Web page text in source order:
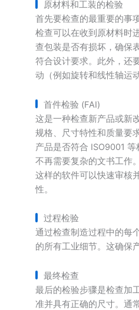
原材料和工装的检验
首先要检查的最重要的事
检查可以在收到原材料时
查包装是否有损坏，确保
符合设计要求。此外，还
动（例如旋转和线性轴运
首件检验 (FAI)
这是一种检查新产品或新
规格、尺寸特性和质量要
产品是否符合 ISO9001
不再需要复杂的文书工作
这样的软件可以快速审核
性。
过程检验
通过检查制造过程中的每
的所有工业细节。这确保
最终检查
最后的检验步骤是检查加
准并具有正确的尺寸。通